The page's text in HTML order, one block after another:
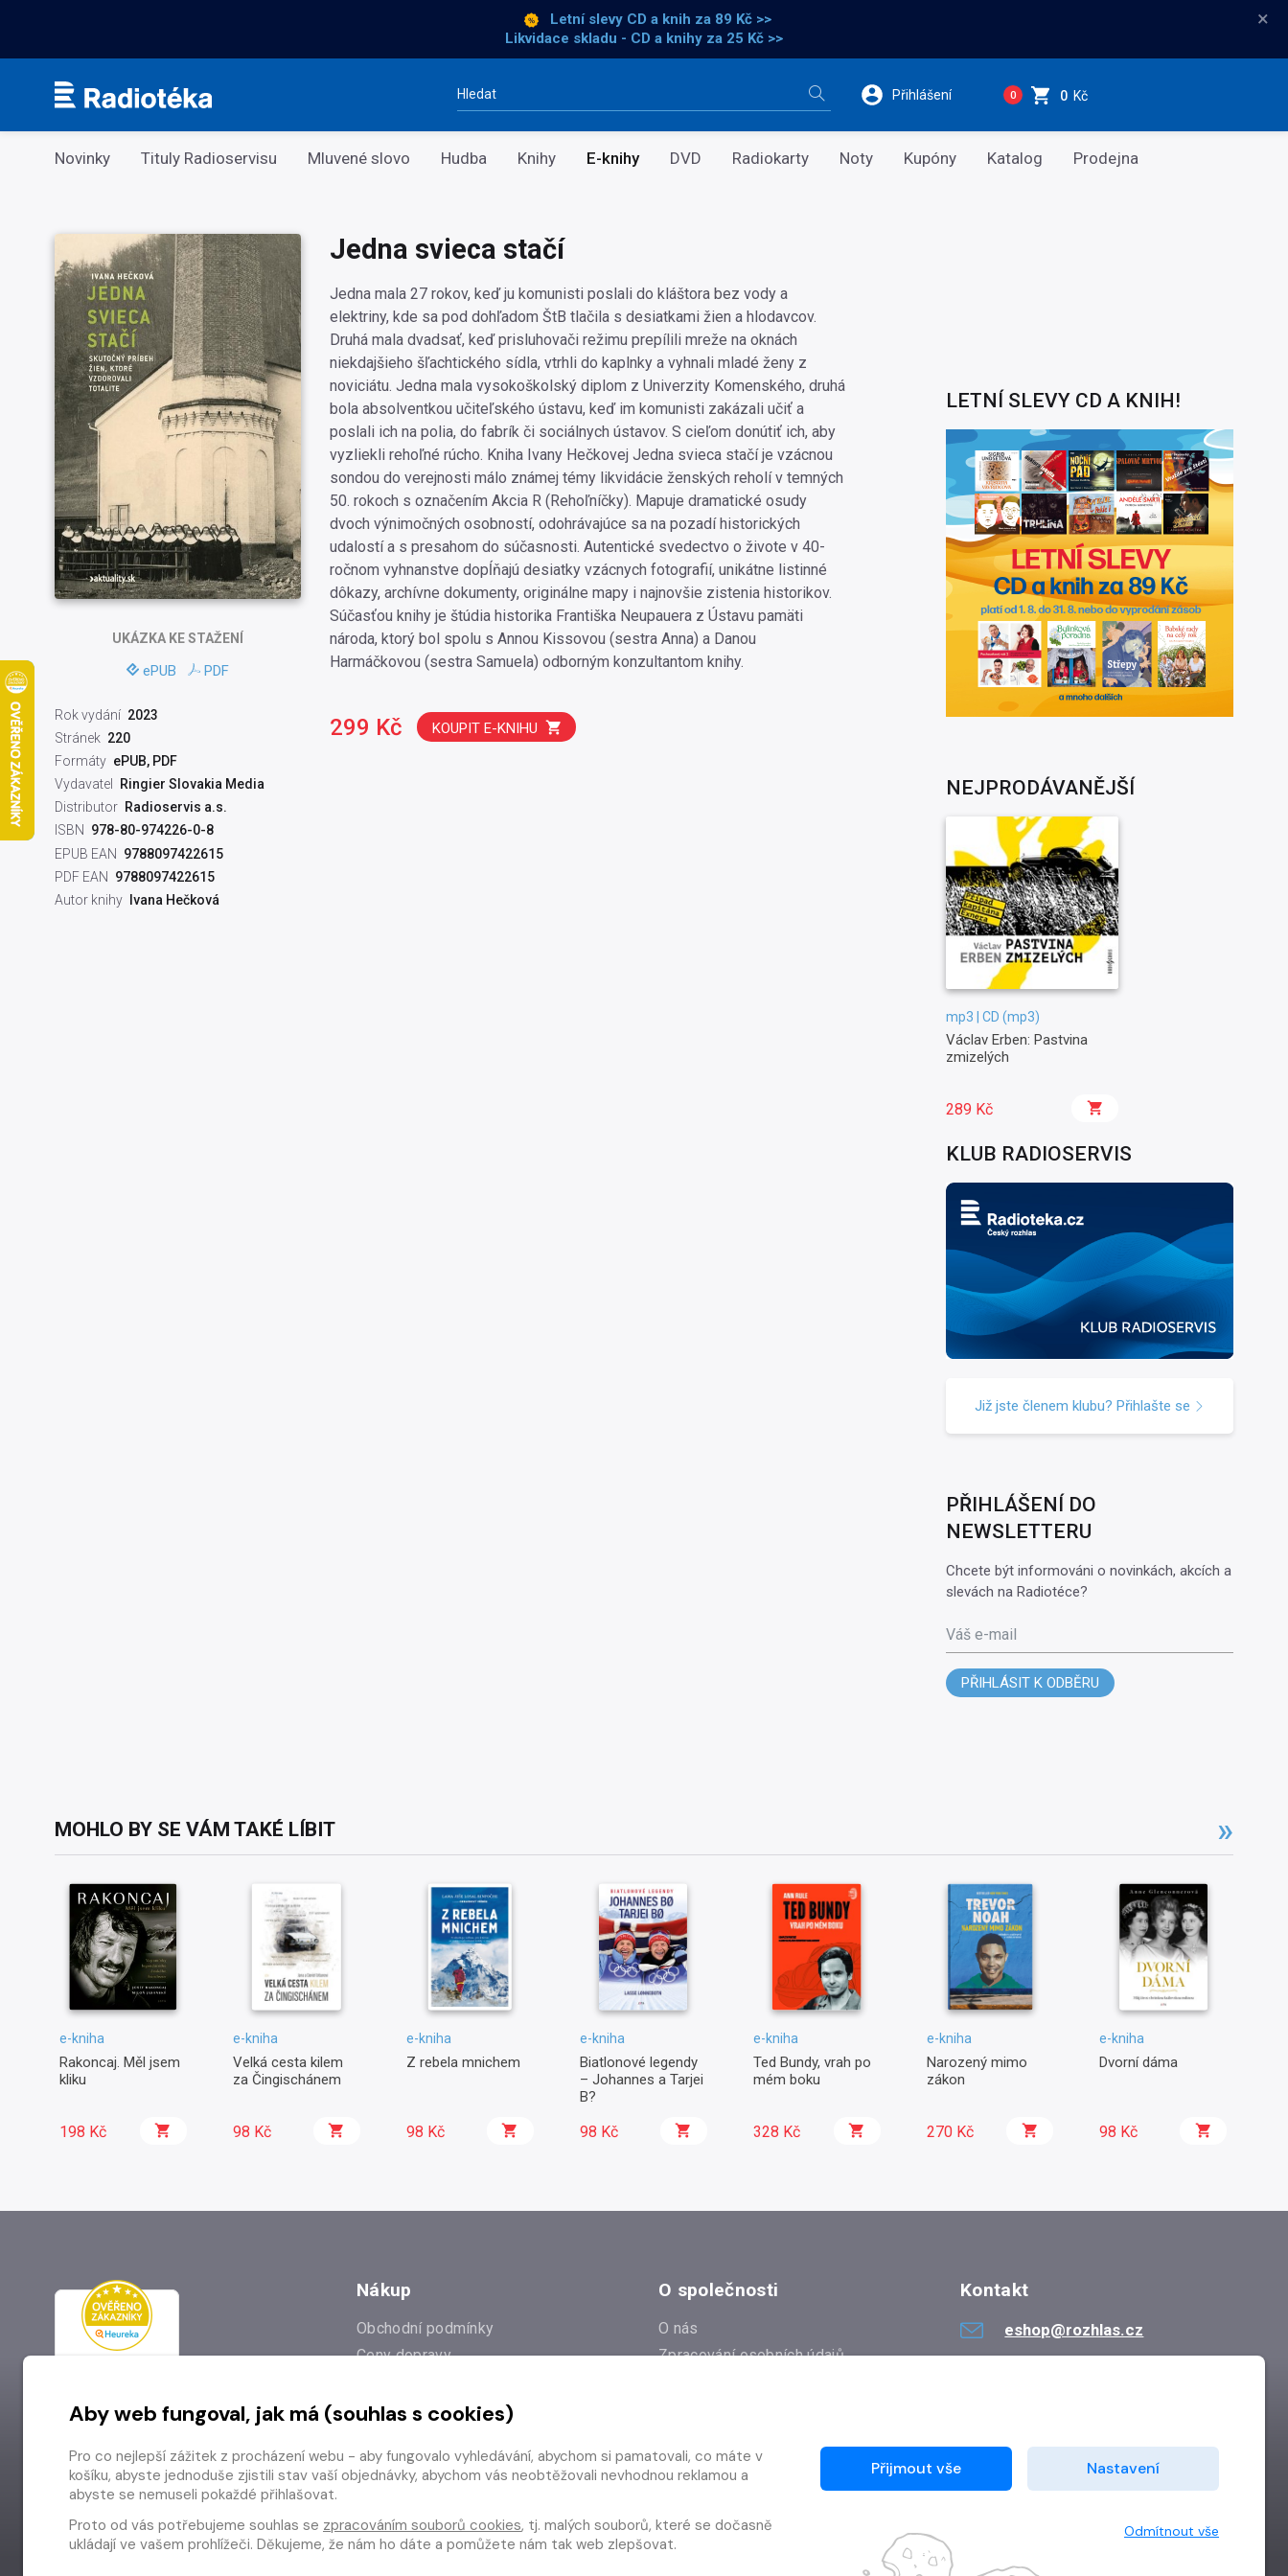
Letní slevy CD a knih za 89 Kč >>
Likvidace skladu - CD a knihy za 25 Kč >>
×
Vyhledávání Přihlášení 0 0 Kč
Kategorie
Novinky Tituly Radioservisu Mluvené slovo Hudba Knihy E-knihy DVD Radiokarty Noty Kupóny Katalog Prodejna
UKÁZKAKE STAŽENÍ
ePUB PDF
Rok vydání 2023
Stránek 220
Formáty ePUB, PDF
Vydavatel
Ringier Slovakia Media
Distributor Radioservis a.s.
ISBN
978-80-974226-0-8
EPUB EAN
9788097422615
PDF EAN
9788097422615
Autor knihy
Ivana Hečková
Jedna svieca stačí
Jedna mala 27 rokov, keď ju komunisti poslali do kláštora bez vody a
elektriny, kde sa pod dohľadom ŠtB tlačila s desiatkami žien a hlodavcov.
Druhá mala dvadsať, keď prisluhovači režimu prepílili mreže na oknách
niekdajšieho šľachtického sídla, vtrhli do kaplnky a vyhnali mladé ženy z
noviciátu. Jedna mala vysokoškolský diplom z Univerzity Komenského, druhá
bola absolventkou učiteľského ústavu, keď im komunisti zakázali učiť a
poslali ich na polia, do fabrík či sociálnych ústavov. S cieľom donútiť ich, aby
vyzliekli rehoľné rúcho. Kniha Ivany Hečkovej Jedna svieca stačí je vzácnou
sondou do verejnosti málo známej témy likvidácie ženských reholí v temných
50. rokoch s označením Akcia R (Rehoľníčky). Mapuje dramatické osudy
dvoch výnimočných osobností, odohrávajúce sa na pozadí historických
udalostí a s presahom do súčasnosti. Autentické svedectvo o živote v 40-
ročnom vyhnanstve dopĺňajú desiatky vzácnych fotografií, unikátne listinné
dôkazy, archívne dokumenty, originálne mapy i najnovšie zistenia historikov.
Súčasťou knihy je štúdia historika Františka Neupauera z Ústavu pamäti
národa, ktorý bol spolu s Annou Kissovou (sestra Anna) a Danou
Harmáčkovou (sestra Samuela) odborným konzultantom knihy.
299 Kč KOUPIT E-KNIHU
LETNÍ SLEVY CD A KNIH!
NEJPRODÁVANĚJŠÍ
mp3 | CD (mp3)
Václav Erben: Pastvina
zmizelých
289 Kč
KLUB RADIOSERVIS
Již jste členem klubu? Přihlašte se
PŘIHLÁŠENÍ DO
NEWSLETTERU
Chcete být informováni o novinkách, akcích a
slevách na Radiotéce?
Váš e-mail
PŘIHLÁSIT K ODBĚRU
MOHLO BY SE VÁM TAKÉ LÍBIT
e-kniha
Rakoncaj. Měl jsem
kliku
198 Kč
e-kniha
Velká cesta kilem
za Čingischánem
98 Kč
e-kniha
Z rebela mnichem
98 Kč
e-kniha
Biatlonové legendy
– Johannes a Tarjei
B?
98 Kč
e-kniha
Ted Bundy, vrah po
mém boku
328 Kč
e-kniha
Narozený mimo
zákon
270 Kč
e-kniha
Dvorní dáma
98 Kč
Nákup
Obchodní podmínky
Ceny dopravy
Prodejna
Odstoupení od smlouvy
O společnosti
O nás
Zpracování osobních údajů
Kontakt
eshop@rozhlas.cz
Aby web fungoval, jak má (souhlas s cookies)
Pro co nejlepší zážitek z procházení webu - aby fungovalo vyhledávání, abychom si pamatovali, co máte v
košíku, abyste jednoduše zjistili stav vaší objednávky, abychom vás neobtěžovali nevhodnou reklamou a
abyste se nemuseli pokaždé přihlašovat.
Proto od vás potřebujeme souhlas se zpracováním souborů cookies, tj. malých souborů, které se dočasně
ukládají ve vašem prohlížeči. Děkujeme, že nám ho dáte a pomůžete nám tak web zlepšovat.
Přijmout vše Nastavení
Odmítnout vše